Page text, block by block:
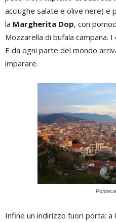
acciughe salate e olive nere) e
la Margherita Dop, con
Mozzarella di bufala campana.
E da ogni parte del mondo
imparare.
Infine un indirizzo fuori porta: a